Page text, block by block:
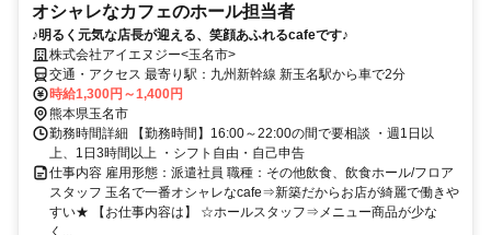
オシャレなカフェのホール担当者
♪明るく元気な店長が迎える、笑顔あふれるcafeです♪
株式会社アイエヌジー<玉名市>
交通・アクセス 最寄り駅：九州新幹線 新玉名駅から車で2分
時給1,300円～1,400円
熊本県玉名市
勤務時間詳細 【勤務時間】16:00～22:00の間で要相談 ・週1日以
上、1日3時間以上 ・シフト自由・自己申告
仕事内容 雇用形態：派遣社員 職種：その他飲食、飲食ホール/フロア
スタッフ 玉名で一番オシャレなcafe⇒新築だからお店が綺麗で働きや
すい★ 【お仕事内容は】 ☆ホールスタッフ⇒メニュー商品が少な
く...